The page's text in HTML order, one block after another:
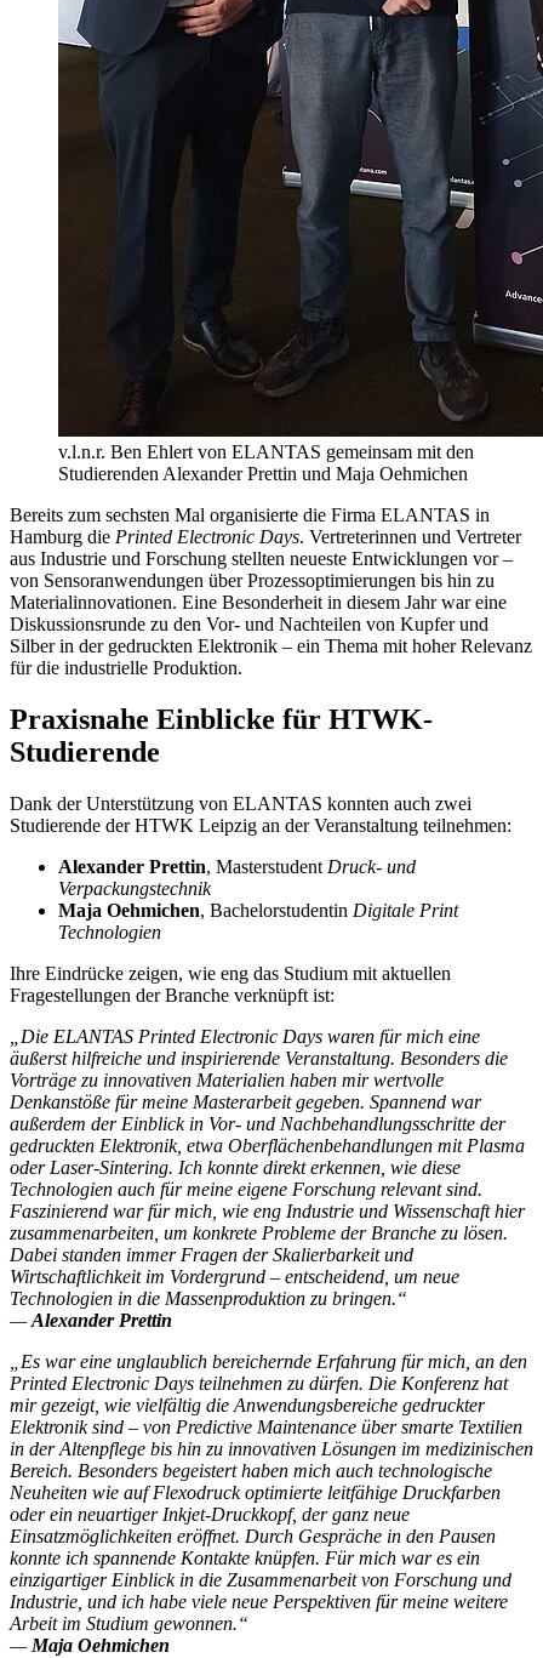
v.l.n.r. Ben Ehlert von ELANTAS gemeinsam mit den
Studierenden Alexander Prettin und Maja Oehmichen
Bereits zum sechsten Mal organisierte die Firma ELANTAS in
Hamburg die Printed Electronic Days. Vertreterinnen und Vertreter
aus Industrie und Forschung stellten neueste Entwicklungen vor –
von Sensoranwendungen über Prozessoptimierungen bis hin zu
Materialinnovationen. Eine Besonderheit in diesem Jahr war eine
Diskussionsrunde zu den Vor- und Nachteilen von Kupfer und
Silber in der gedruckten Elektronik – ein Thema mit hoher Relevanz
für die industrielle Produktion.
Praxisnahe Einblicke für HTWK-
Studierende
Dank der Unterstützung von ELANTAS konnten auch zwei
Studierende der HTWK Leipzig an der Veranstaltung teilnehmen:
Alexander Prettin, Masterstudent Druck- und
Verpackungstechnik
Maja Oehmichen, Bachelorstudentin Digitale Print
Technologien
Ihre Eindrücke zeigen, wie eng das Studium mit aktuellen
Fragestellungen der Branche verknüpft ist:
„Die ELANTAS Printed Electronic Days waren für mich eine
äußerst hilfreiche und inspirierende Veranstaltung. Besonders die
Vorträge zu innovativen Materialien haben mir wertvolle
Denkanstöße für meine Masterarbeit gegeben. Spannend war
außerdem der Einblick in Vor- und Nachbehandlungsschritte der
gedruckten Elektronik, etwa Oberflächenbehandlungen mit Plasma
oder Laser-Sintering. Ich konnte direkt erkennen, wie diese
Technologien auch für meine eigene Forschung relevant sind.
Faszinierend war für mich, wie eng Industrie und Wissenschaft hier
zusammenarbeiten, um konkrete Probleme der Branche zu lösen.
Dabei standen immer Fragen der Skalierbarkeit und
Wirtschaftlichkeit im Vordergrund – entscheidend, um neue
Technologien in die Massenproduktion zu bringen.“
—Alexander Prettin
„Es war eine unglaublich bereichernde Erfahrung für mich, an den
Printed Electronic Days teilnehmen zu dürfen. Die Konferenz hat
mir gezeigt, wie vielfältig die Anwendungsbereiche gedruckter
Elektronik sind – von Predictive Maintenance über smarte Textilien
in der Altenpflege bis hin zu innovativen Lösungen im medizinischen
Bereich. Besonders begeistert haben mich auch technologische
Neuheiten wie auf Flexodruck optimierte leitfähige Druckfarben
oder ein neuartiger Inkjet-Druckkopf, der ganz neue
Einsatzmöglichkeiten eröffnet. Durch Gespräche in den Pausen
konnte ich spannende Kontakte knüpfen. Für mich war es ein
einzigartiger Einblick in die Zusammenarbeit von Forschung und
Industrie, und ich habe viele neue Perspektiven für meine weitere
Arbeit im Studium gewonnen.“
— Maja Oehmichen